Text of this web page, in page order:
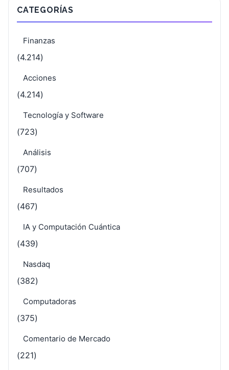
CATEGORÍAS
Finanzas
(4.214)
Acciones
(4.214)
Tecnología y Software
(723)
Análisis
(707)
Resultados
(467)
IA y Computación Cuántica
(439)
Nasdaq
(382)
Computadoras
(375)
Comentario de Mercado
(221)